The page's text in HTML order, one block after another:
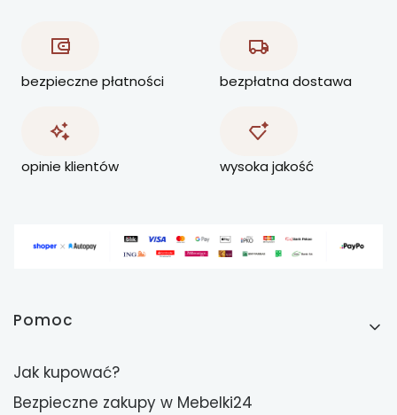
bezpieczne płatności bezpłatna dostawa
opinie klientów wysoka jakość
Linki w stopce
Pomoc
Jak kupować?
Bezpieczne zakupy w Mebelki24